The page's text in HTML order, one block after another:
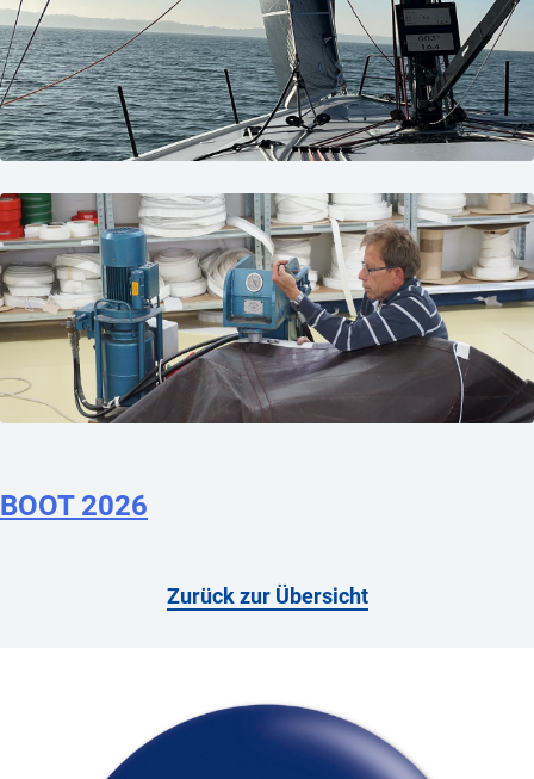
BOOT 2026
Zurück zur Übersicht